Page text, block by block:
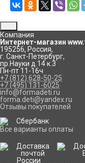
Компания
Интернет-магазин
195256, Россия,
г. Санкт-Петербург,
пр.Науки д.14 к.3
Пн-пт 11-16ч
+7 (812) 628-50-25
+7 (495) 131-6025
info@formadeti.ru
forma.deti@yandex.ru
Отзывы покупателей
Все варианты оплаты